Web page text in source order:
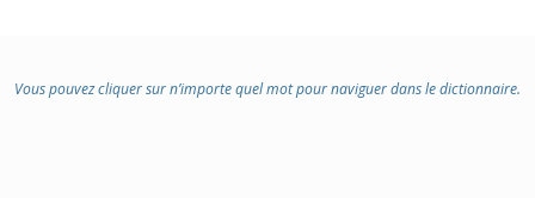
Vous pouvez cliquer sur n’importe quel mot pour naviguer dans le dictionnaire.